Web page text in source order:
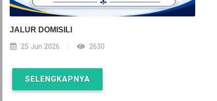
JALUR DOMISILI
25 Jun 2026 2630
SELENGKAPNYA